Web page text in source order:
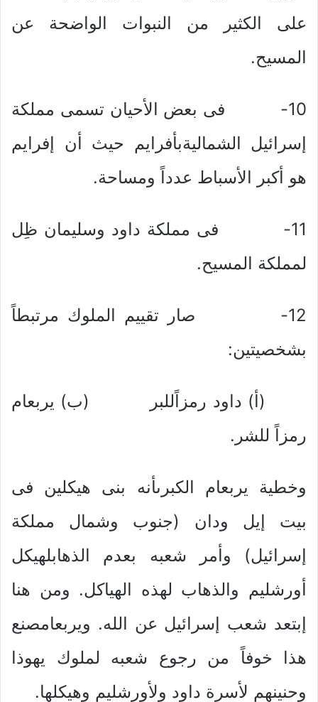
على الكثير من النبوات الواضحة عن
المسيح.
10- فى بعض الأحيان تسمى مملكة
إسرائيل الشماليةبأفرايم حيث أن إفرايم
هو أكبر الأسباط عدداً ومساحة.
11- فى مملكة داود وسليمان ظِل
لمملكة المسيح.
12- صار تقييم الملوك مرتبطاً
بشخصيتين:
(أ) داود رمزاًللبر (ب) يربعام
رمزاً للشر.
وخطية يربعام الكبرىأنه بنى هيكلين فى
بيت إيل ودان (جنوب وشمال مملكة
إسرائيل) وأمر شعبه بعدم الذهابلهيكل
أورشليم والذهاب لهذه الهياكل. ومن هنا
إبتعد شعب إسرائيل عن الله. ويربعامصنع
هذا خوفاً من رجوع شعبه لملوك يهوذا
وحنينهم لأسرة داود ولأورشليم وهيكلها.